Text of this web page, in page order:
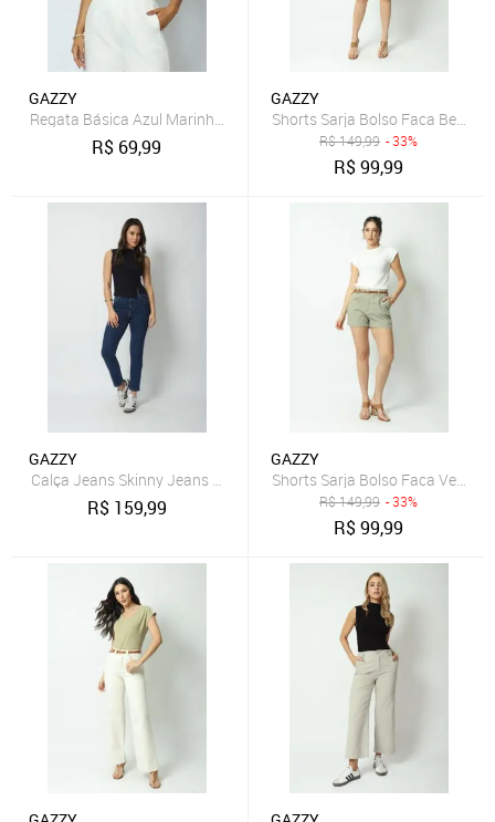
GAZZY
Regata Básica Azul Marinho M Gazzy
R$ 69,99
GAZZY
Shorts Sarja Bolso Faca Bege
R$149,99 - 33%
R$99,99
GAZZY
Calça Jeans Skinny Jeans Médio 38 Gazzy
R$ 159,99
GAZZY
Shorts Sarja Bolso Faca Verde
R$149,99 - 33%
R$99,99